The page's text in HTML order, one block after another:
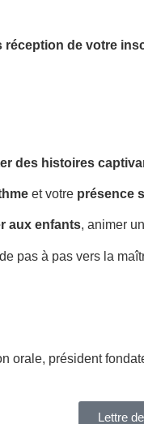
réception de votre
des histoires
et votre présence
aux enfants, animer un
pas à pas vers la
orale, président
Lettre